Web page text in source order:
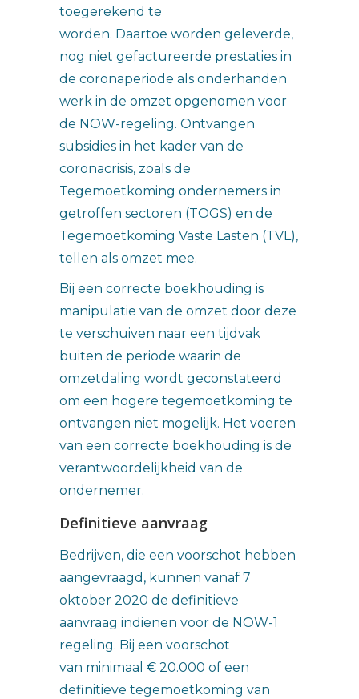
toegerekend te
worden. Daartoe worden geleverde,
nog niet gefactureerde prestaties in
de coronaperiode als onderhanden
werk in de omzet opgenomen voor
de NOW-regeling. Ontvangen
subsidies in het kader van de
coronacrisis, zoals de
Tegemoetkoming ondernemers in
getroffen sectoren (TOGS) en de
Tegemoetkoming Vaste Lasten (TVL),
tellen als omzet mee.
Bij een correcte boekhouding is
manipulatie van de omzet door deze
te verschuiven naar een tijdvak
buiten de periode waarin de
omzetdaling wordt geconstateerd
om een hogere tegemoetkoming te
ontvangen niet mogelijk. Het voeren
van een correcte boekhouding is de
verantwoordelijkheid van de
ondernemer.
Definitieve aanvraag
Bedrijven, die een voorschot hebben
aangevraagd, kunnen vanaf 7
oktober 2020 de definitieve
aanvraag indienen voor de NOW-1
regeling. Bij een voorschot
van minimaal € 20.000 of een
definitieve tegemoetkoming van